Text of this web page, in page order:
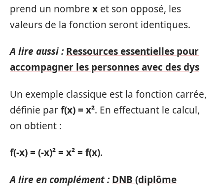
prend un nombre x et son opposé, les
valeurs de la fonction seront identiques.
A lire aussi : Ressources essentielles pour
accompagner les personnes avec des dys
Un exemple classique est la fonction carrée,
définie parf(x) = x². En effectuant le calcul,
on obtient :
f(-x) = (-x)² = x² = f(x).
A lire en complément : DNB (diplôme